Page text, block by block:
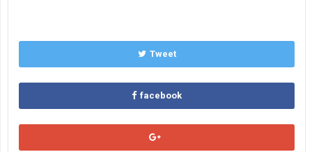
Tweet
facebook